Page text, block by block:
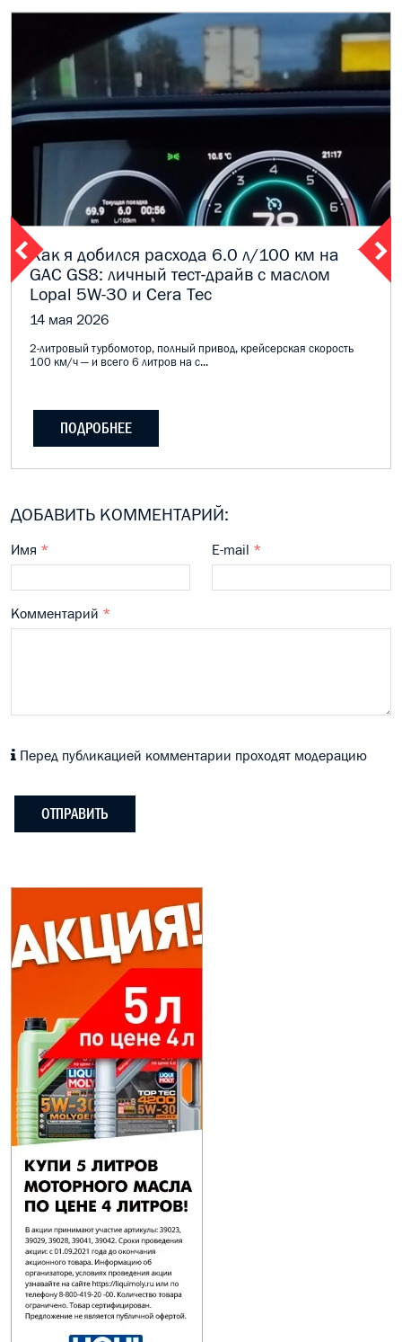
Как я добился расхода 6.0 л/100 км на
GAC GS8: личный тест-драйв с маслом
Lopal 5W-30 и Cera Tec
14 мая 2026
2-литровый турбомотор, полный привод, крейсерская скорость
100 км/ч — и всего 6 литров на с...
ПОДРОБНЕЕ
ДОБАВИТЬ КОММЕНТАРИЙ:
Имя * E-mail *
Комментарий *
Перед публикацией комментарии проходят модерацию
ОТПРАВИТЬ